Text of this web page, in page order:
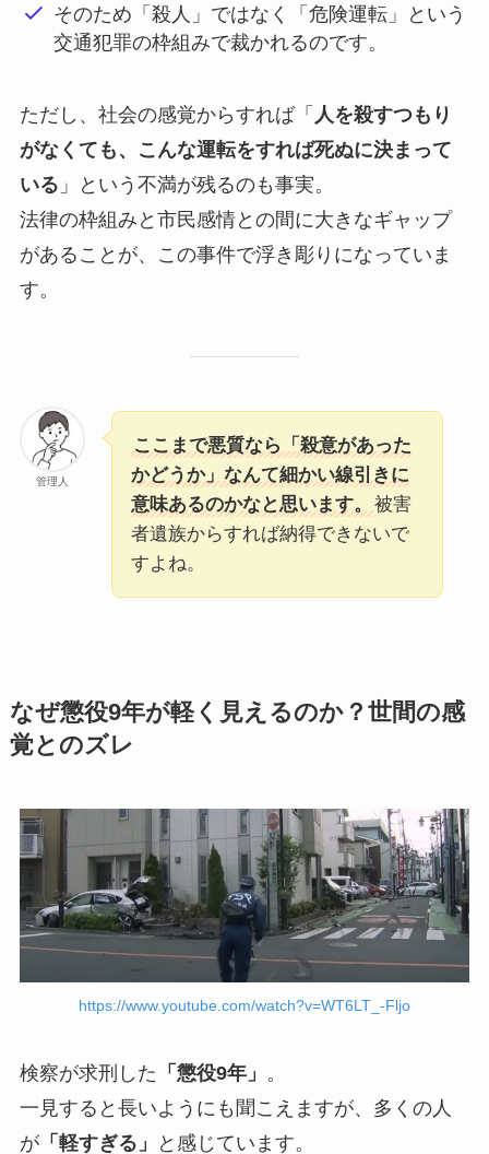
そのため「殺人」ではなく「危険運転」という
交通犯罪の枠組みで裁かれるのです。
ただし、社会の感覚からすれば「 人を殺すつもり
がなくても、こんな運転をすれば死ぬに決まって
いる 」という不満が残るのも事実。
法律の枠組みと市民感情との間に大きなギャップ
があることが、この事件で浮き彫りになっていま
す。
管理人
ここまで悪質なら「殺意があった
かどうか」なんて細かい線引きに
意味あるのかなと思います。
被害
者遺族からすれば納得できないで
すよね。
なぜ懲役9年が軽く見えるのか？世間の感
覚とのズレ
https://www.youtube.com/watch?v=WT6LT_-Fljo
検察が求刑した 「懲役9年」 。
一見すると長いようにも聞こえますが、多くの人
が「軽すぎる」 と感じています。